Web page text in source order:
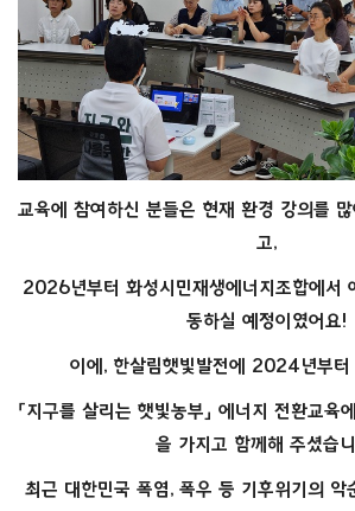
교육에 참여하신 분들은 현재 환경 강의를 많
고,
2026년부터 화성시민재생에너지조합에서
동하실 예정이였어요!
이에, 한살림햇빛발전에 2024년부터
「지구를 살리는 햇빛농부」 에너지 전환교육
을 가지고 함께해 주셨습
최근 대한민국 폭염, 폭우 등 기후위기의 악